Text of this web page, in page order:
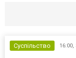
Суспільство 16:00,